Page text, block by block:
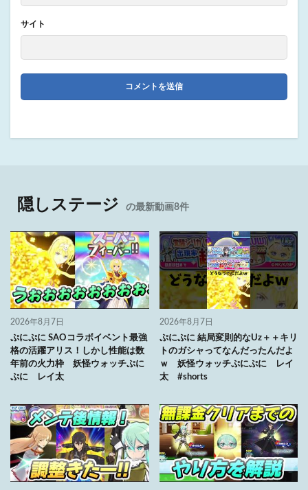
サイト
隠しステージ の最新動画8件
2026年8月7日
ぷにぷに SAOコラボイベント最強
格の活躍アリス！しかし性能は数
年前の火力枠 妖怪ウォッチぷに
ぷに レイ太
2026年8月7日
ぷにぷに 結局変則的なUz＋＋キリ
トのガシャってなんだったんだよ
ｗ 妖怪ウォッチぷにぷに レイ
太 #shorts